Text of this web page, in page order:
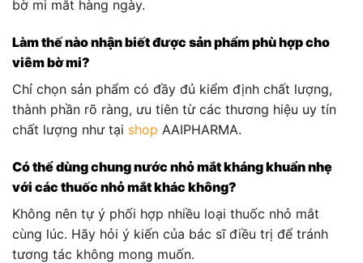
bờ mi mắt hàng ngày.
Làm thế nào nhận biết được sản phẩm phù hợp cho
viêm bờ mi?
Chỉ chọn sản phẩm có đầy đủ kiểm định chất lượng,
thành phần rõ ràng, ưu tiên từ các thương hiệu uy tín
chất lượng như tại shop AAIPHARMA.
Có thể dùng chung nước nhỏ mắt kháng khuẩn nhẹ
với các thuốc nhỏ mắt khác không?
Không nên tự ý phối hợp nhiều loại thuốc nhỏ mắt
cùng lúc. Hãy hỏi ý kiến của bác sĩ điều trị để tránh
tương tác không mong muốn.